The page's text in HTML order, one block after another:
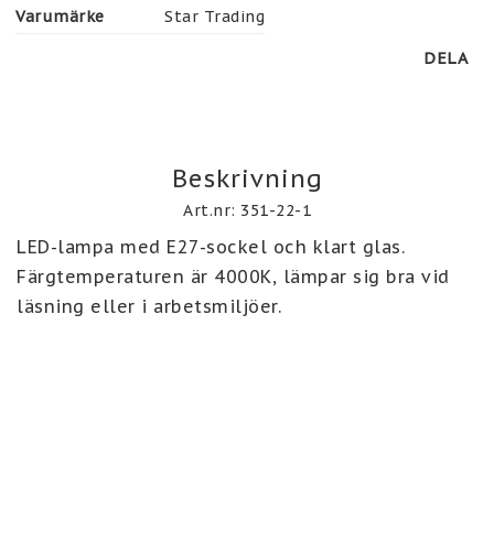
Varumärke
Star Trading
DELA
Beskrivning
Art.nr: 351-22-1
LED-lampa med E27-sockel och klart glas.
Färgtemperaturen är 4000K, lämpar sig bra vid
läsning eller i arbetsmiljöer.